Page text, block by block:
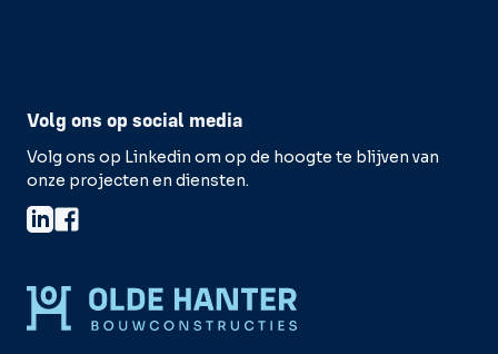
Volg ons op social media
Volg ons op Linkedin om op de hoogte te blijven van
onze projecten en diensten.